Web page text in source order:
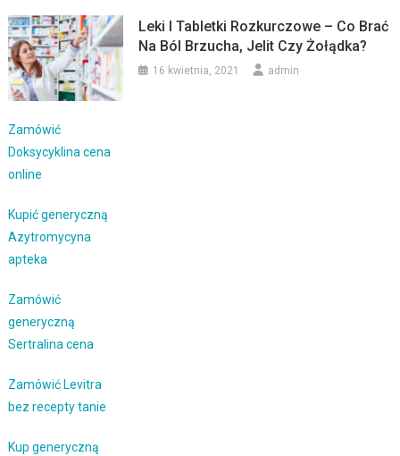
Leki I Tabletki Rozkurczowe – Co Brać
Na Ból Brzucha, Jelit Czy Żołądka?
16 kwietnia, 2021 admin
Zamówić
Doksycyklina cena
online
Kupić generyczną
Azytromycyna
apteka
Zamówić
generyczną
Sertralina cena
Zamówić Levitra
bez recepty tanie
Kup generyczną